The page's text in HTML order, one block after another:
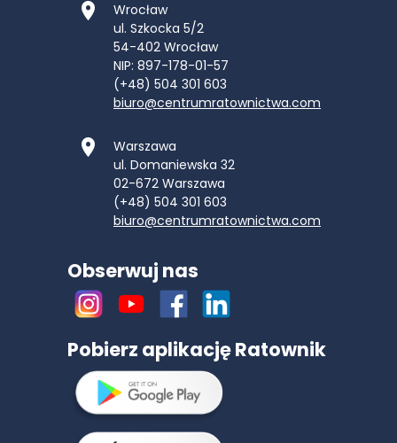
Wrocław
ul. Szkocka 5/2
54-402 Wrocław
NIP: 897-178-01-57
(+48) 504 301 603
biuro@centrumratownictwa.com
Warszawa
ul. Domaniewska 32
02-672 Warszawa
(+48) 504 301 603
biuro@centrumratownictwa.com
Obserwuj nas
Pobierz aplikację Ratownik